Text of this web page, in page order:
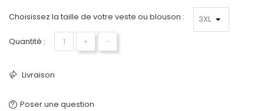
Choisissez la taille de votre veste ou blouson :
Quantité : + −
Livraison
Poser une question